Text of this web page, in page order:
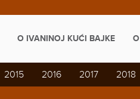
O IVANINOJ KUĆI BAJKE
2015 2016 2017 2018